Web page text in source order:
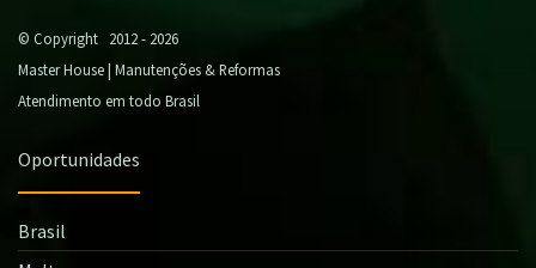
© Copyright 2012 - 2026
Master House | Manutenções & Reformas
Atendimento em todo Brasil
Oportunidades
Brasil